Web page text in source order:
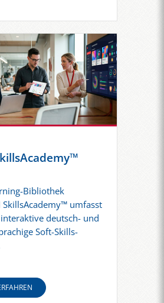
Bibliothek
SkillsAcademy™ umfasst
deutsch- und
Soft-Skills-